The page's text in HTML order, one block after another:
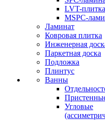
LVT-плитка
MSPC-
Ламинат
Ковровая плитка
Инженерная
Паркетная доска
Подложка
Плинтус
Ванны
Угловые